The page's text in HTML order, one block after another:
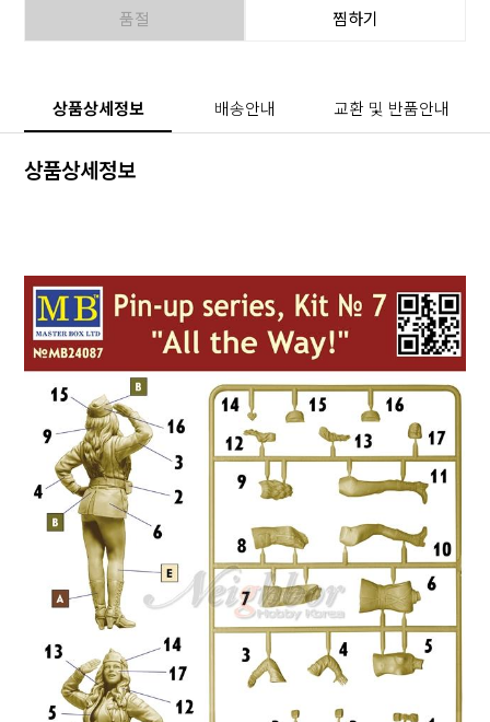
품절 찜하기
상품상세정보 배송안내 교환 및 반품안내
상품상세정보